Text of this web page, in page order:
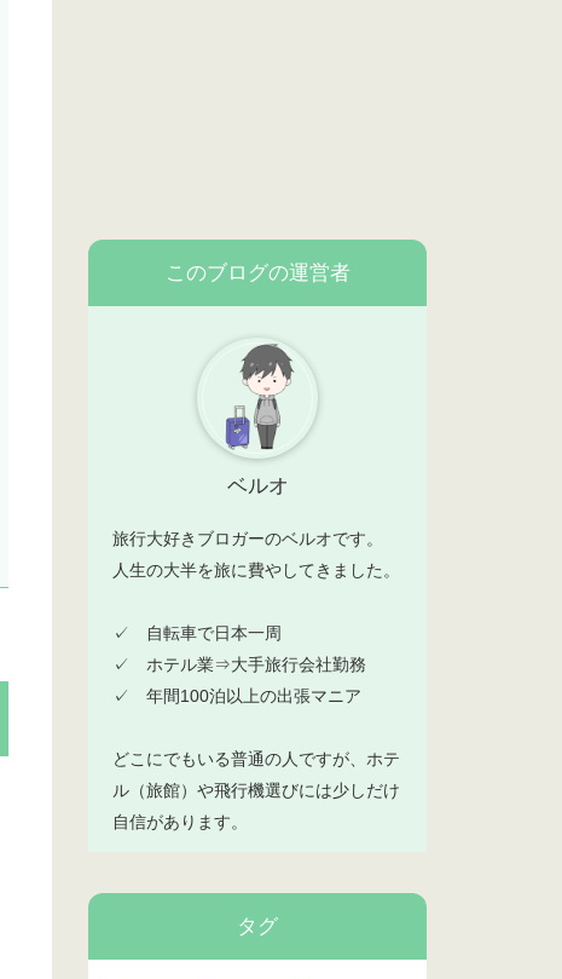
このブログの運営者
ベルオ
旅行大好きブロガーのベルオです。
人生の大半を旅に費やしてきました。
✓ 自転車で日本一周
✓ ホテル業⇒大手旅行会社勤務
✓ 年間100泊以上の出張マニア
どこにでもいる普通の人ですが、ホテ
ル（旅館）や飛行機選びには少しだけ
自信があります。
タグ